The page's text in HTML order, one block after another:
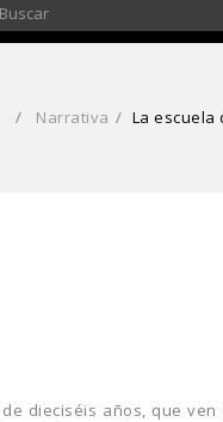
/ Narrativa / La escuela
dieciséis años, que ven